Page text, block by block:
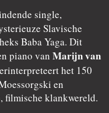
single,
Slavische
Baba Yaga. Dit
piano van Marijn van
het 150
en
filmische klankwereld.